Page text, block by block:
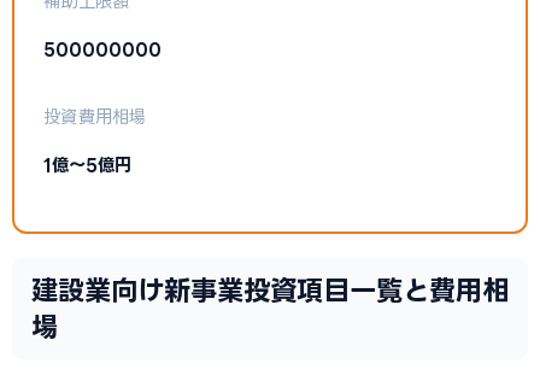
500000000
投資費用相場
1億〜5億円
建設業向け新事業投資項目一覧と費用相
場